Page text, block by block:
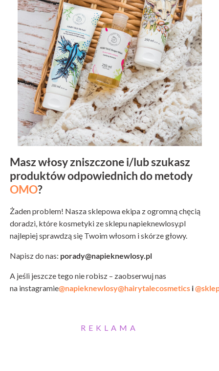
Masz włosy zniszczone i/lub szukasz
produktów odpowiednich do metody
OMO?
Żaden problem! Nasza sklepowa ekipa z ogromną chęcią
doradzi, które kosmetyki ze sklepu napieknewlosy.pl
najlepiej sprawdzą się Twoim włosom i skórze głowy.
Napisz do nas: porady@napieknewlosy.pl
A jeśli jeszcze tego nie robisz – zaobserwuj nas
na instagramie@napieknewlosy@hairytalecosmetics i
REKLAMA